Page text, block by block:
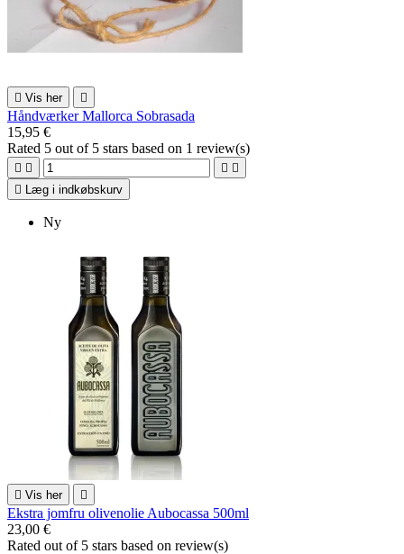
 Vis her 
Håndværker Mallorca Sobrasada
15,95 €
Rated 5 out of 5 stars based on 1 review(s)
   

Læg i indkøbskurv
Ny
 Vis her 
Ekstra jomfru olivenolie Aubocassa 500ml
23,00 €
Rated out of 5 stars based on review(s)